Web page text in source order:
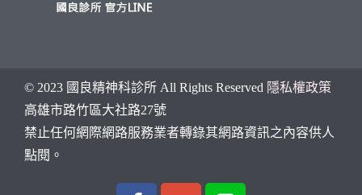
© 2023 國良精神科診所 All Rights Reserved 隱私權政策
高雄市路竹區大社路27號
禁止任何網際網路服務業者轉錄其網路資訊之內容供人
點閱。